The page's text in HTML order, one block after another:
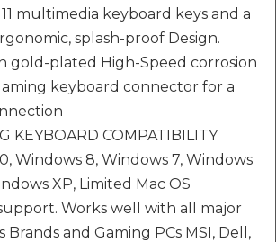
multimedia keyboard keys and a
splash-proof Design.
gold-plated High-Speed corrosion
keyboard connector for a
KEYBOARD COMPATIBILITY
Windows 8, Windows 7, Windows
XP, Limited Mac OS
Works well with all major
Brands and Gaming PCs MSI, Dell,